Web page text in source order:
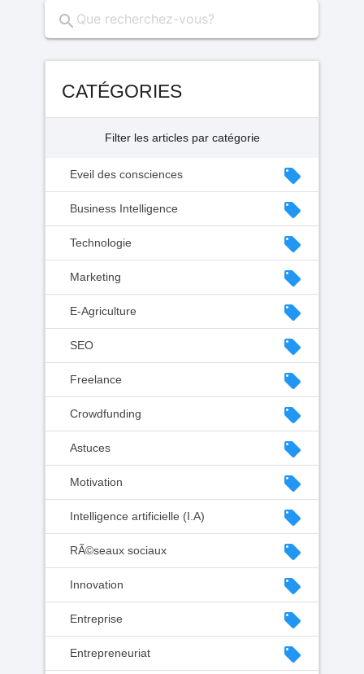
search
CATÉGORIES
Filter les articles par catégorie
Eveil des consciences local_offer
Business Intelligence local_offer
Technologie local_offer
Marketing local_offer
E-Agriculture local_offer
SEO local_offer
Freelance local_offer
Crowdfunding local_offer
Astuces local_offer
Motivation local_offer
Intelligence artificielle (I.A) local_offer
RÃ©seaux sociaux local_offer
Innovation local_offer
Entreprise local_offer
Entrepreneuriat local_offer